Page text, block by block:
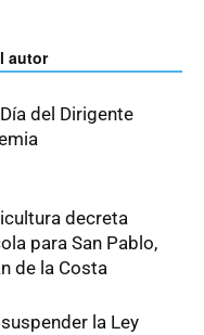
autor
del Dirigente
decreta
para San Pablo,
de la Costa
la Ley